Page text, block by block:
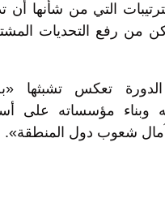
التي من شأنها أن
من رفع التحديات
تعكس تشبثها
وبناء مؤسساته على
شعوب دول المنطقة».